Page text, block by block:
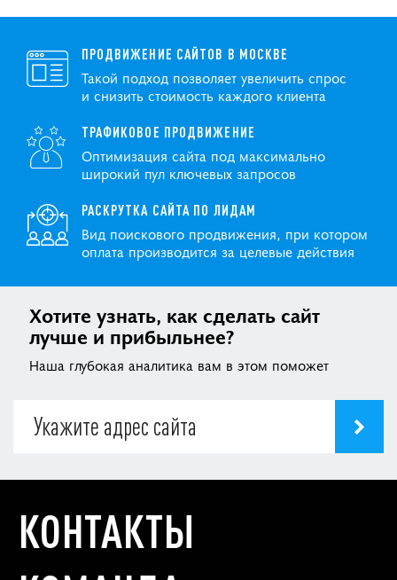
ПРОДВИЖЕНИЕ САЙТОВ В МОСКВЕ
Такой подход позволяет увеличить спрос
и снизить стоимость каждого клиента
ТРАФИКОВОЕ ПРОДВИЖЕНИЕ
Оптимизация сайта под максимально
широкий пул ключевых запросов
РАСКРУТКА САЙТА ПО ЛИДАМ
Вид поискового продвижения, при котором
оплата производится за целевые действия
Хотите узнать, как сделать сайт
лучше и прибыльнее?
Наша глубокая аналитика вам в этом поможет
КОНТАКТЫ